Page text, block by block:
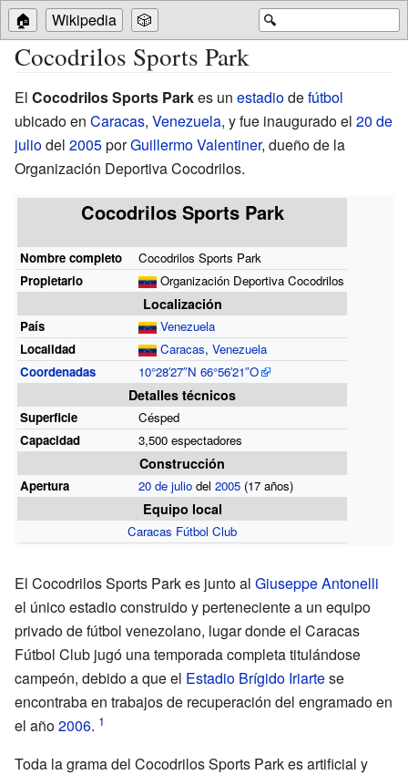
🔍
🏠 Wikipedia 🎲
Cocodrilos Sports Park
El Cocodrilos Sports Parkes un estadiodefútbol
ubicado en Caracas, Venezuela, y fue inaugurado el 20 de
juliodel 2005porGuillermo Valentiner, dueño de la
Organización Deportiva Cocodrilos.
Cocodrilos Sports Park
Nombre completo
Cocodrilos Sports Park
Propietario
Organización Deportiva Cocodrilos
Localización
País
Venezuela
Localidad
Caracas, Venezuela
Coordenadas
10°28′27″N 66°56′21″O
Detalles técnicos
Superficie
Césped
Capacidad
3,500 espectadores
Construcción
Apertura 20 de juliodel 2005(17 años)
Equipo local
Caracas Fútbol Club
El Cocodrilos Sports Park es junto al Giuseppe Antonelli
el único estadio construido y perteneciente a un equipo
privado de fútbol venezolano, lugar donde el Caracas
Fútbol Club jugó una temporada completa titulándose
campeón, debido a que el Estadio Brígido Iriartese
encontraba en trabajos de recuperación del engramado en
el año2006.
Toda la grama del Cocodrilos Sports Park es artificial y